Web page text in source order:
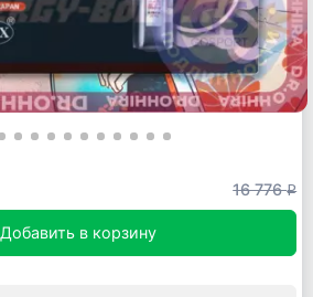
16 776q
Добавить в корзину